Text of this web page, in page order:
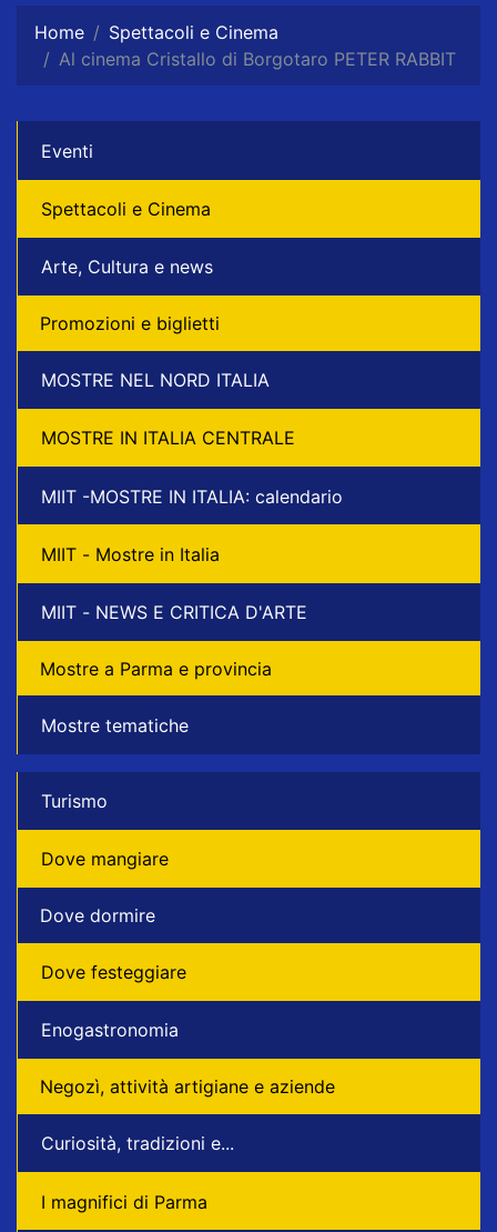
Home
Spettacoli e Cinema
Al cinema Cristallo di Borgotaro PETER RABBIT
Eventi
Spettacoli e Cinema
Arte, Cultura e news
Promozioni e biglietti
MOSTRE NEL NORD ITALIA
MOSTRE IN ITALIA CENTRALE
MIIT -MOSTRE IN ITALIA: calendario
MIIT - Mostre in Italia
MIIT - NEWS E CRITICA D'ARTE
Mostre a Parma e provincia
Mostre tematiche
Turismo
Dove mangiare
Dove dormire
Dove festeggiare
Enogastronomia
Negozì, attività artigiane e aziende
Curiosità, tradizioni e...
I magnifici di Parma